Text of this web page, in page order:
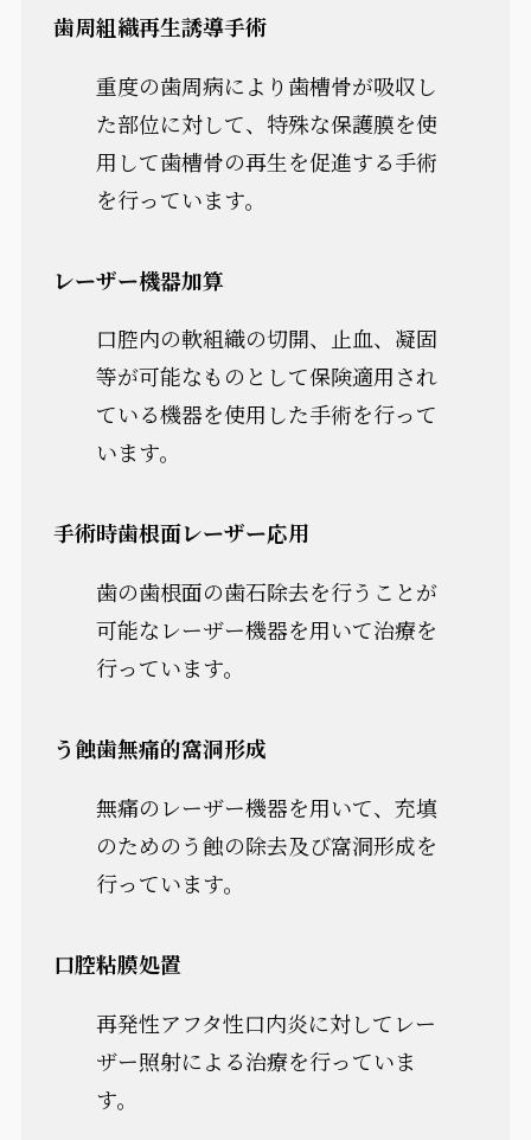
歯周組織再生誘導手術
重度の歯周病により歯槽骨が吸収し
た部位に対して、特殊な保護膜を使
用して歯槽骨の再生を促進する手術
を行っています。
レーザー機器加算
口腔内の軟組織の切開、止血、凝固
等が可能なものとして保険適用され
ている機器を使用した手術を行って
います。
手術時歯根面レーザー応用
歯の歯根面の歯石除去を行うことが
可能なレーザー機器を用いて治療を
行っています。
う蝕歯無痛的窩洞形成
無痛のレーザー機器を用いて、充填
のためのう蝕の除去及び窩洞形成を
行っています。
口腔粘膜処置
再発性アフタ性口内炎に対してレー
ザー照射による治療を行っていま
す。